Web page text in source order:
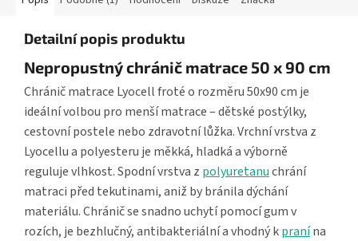
Detailní popis produktu
Nepropustný chránič matrace 50 x 90 cm
Chránič matrace Lyocell froté o rozměru 50x90 cm je
ideální volbou pro menší matrace – dětské postýlky,
cestovní postele nebo zdravotní lůžka. Vrchní vrstva z
Lyocellu a polyesteru je měkká, hladká a výborně
reguluje vlhkost. Spodní vrstva z polyuretanuchrání
matraci před tekutinami, aniž by bránila dýchání
materiálu. Chránič se snadno uchytí pomocí gum v
rozích, je bezhlučný, antibakteriální a vhodný kpranína